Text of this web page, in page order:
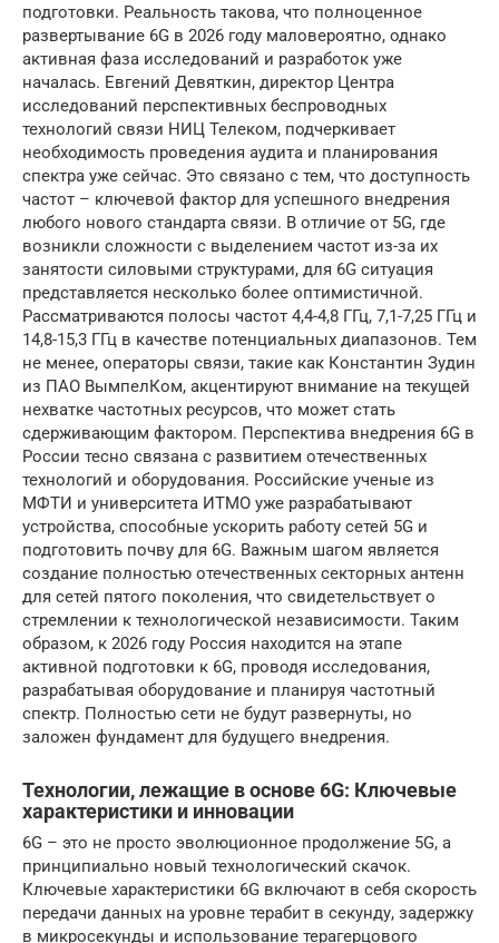
подготовки. Реальность такова, что полноценное
развертывание 6G в 2026 году маловероятно, однако
активная фаза исследований и разработок уже
началась. Евгений Девяткин, директор Центра
исследований перспективных беспроводных
технологий связи НИЦ Телеком, подчеркивает
необходимость проведения аудита и планирования
спектра уже сейчас. Это связано с тем, что доступность
частот – ключевой фактор для успешного внедрения
любого нового стандарта связи. В отличие от 5G, где
возникли сложности с выделением частот из-за их
занятости силовыми структурами, для 6G ситуация
представляется несколько более оптимистичной.
Рассматриваются полосы частот 4,4-4,8 ГГц, 7,1-7,25 ГГц и
14,8-15,3 ГГц в качестве потенциальных диапазонов. Тем
не менее, операторы связи, такие как Константин Зудин
из ПАО ВымпелКом, акцентируют внимание на текущей
нехватке частотных ресурсов, что может стать
сдерживающим фактором. Перспектива внедрения 6G в
России тесно связана с развитием отечественных
технологий и оборудования. Российские ученые из
МФТИ и университета ИТМО уже разрабатывают
устройства, способные ускорить работу сетей 5G и
подготовить почву для 6G. Важным шагом является
создание полностью отечественных секторных антенн
для сетей пятого поколения, что свидетельствует о
стремлении к технологической независимости. Таким
образом, к 2026 году Россия находится на этапе
активной подготовки к 6G, проводя исследования,
разрабатывая оборудование и планируя частотный
спектр. Полностью сети не будут развернуты, но
заложен фундамент для будущего внедрения.
Технологии, лежащие в основе 6G: Ключевые
характеристики и инновации
6G – это не просто эволюционное продолжение 5G, а
принципиально новый технологический скачок.
Ключевые характеристики 6G включают в себя скорость
передачи данных на уровне терабит в секунду, задержку
в микросекунды и использование терагерцового